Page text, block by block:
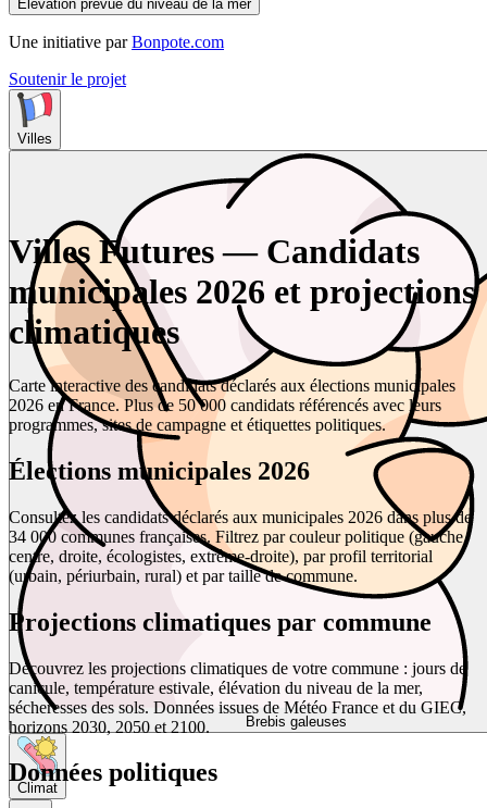
Élévation prévue du niveau de la mer
Une initiative par Bonpote.com
Soutenir le projet
Villes
Brebis galeuses
Climat
Villes Futures — Candidats
municipales 2026 et projections
climatiques
Carte interactive des candidats déclarés aux élections municipales
2026 en France. Plus de 50 000 candidats référencés avec leurs
programmes, sites de campagne et étiquettes politiques.
Élections municipales 2026
Consultez les candidats déclarés aux municipales 2026 dans plus de
34 000 communes françaises. Filtrez par couleur politique (gauche,
centre, droite, écologistes, extrême-droite), par profil territorial
(urbain, périurbain, rural) et par taille de commune.
Projections climatiques par commune
Découvrez les projections climatiques de votre commune : jours de
canicule, température estivale, élévation du niveau de la mer,
sécheresses des sols. Données issues de Météo France et du GIEC,
horizons 2030, 2050 et 2100.
Données politiques